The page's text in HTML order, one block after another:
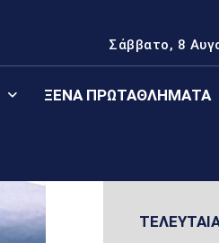
Σάββατο, 8
ΞΈΝΑ ΠΡΩΤΑΘΛΉΜΑΤΑ